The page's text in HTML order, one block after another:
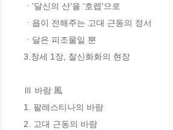
ㆍ'달신의 산'을 '호렙'으로
ㆍ욥이 전해주는 고대 근동의 정서
ㆍ달은 피조물일 뿐
3.창세 1장, 찰신화화의 현장
Ⅲ 바람 風
1. 팔레스티나의 바람
2. 고대 근동의 바람